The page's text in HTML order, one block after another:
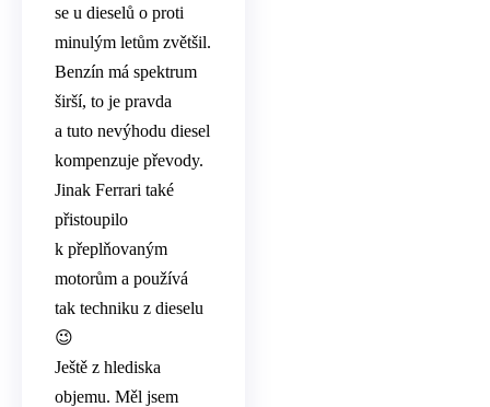
se u dieselů o proti
minulým letům zvětšil.
Benzín má spektrum
širší, to je pravda
a tuto nevýhodu diesel
kompenzuje převody.
Jinak Ferrari také
přistoupilo
k přeplňovaným
motorům a používá
tak techniku z dieselu
😉
Ještě z hlediska
objemu. Měl jsem